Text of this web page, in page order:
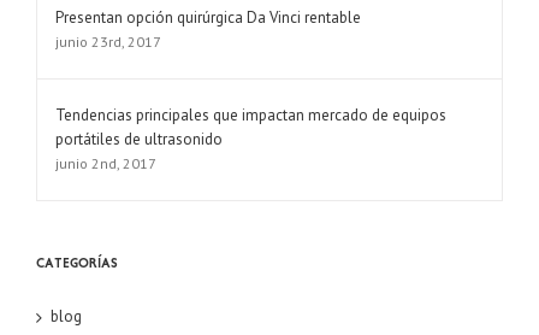
Presentan opción quirúrgica Da Vinci rentable
junio 23rd, 2017
Tendencias principales que impactan mercado de equipos
portátiles de ultrasonido
junio 2nd, 2017
Categorías
blog